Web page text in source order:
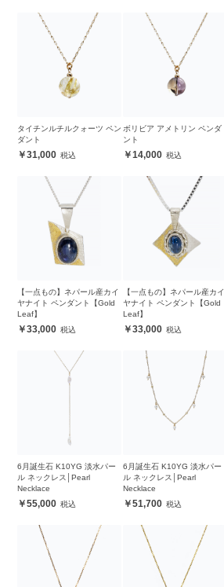
タイチンルチルクォーツ ペン
ダント
31,000
ボリビア アメトリン ペンダ
ント
14,000
【一点もの】ネパール産カイ
ヤナイト ペンダント【Gold
Leaf】
33,000
【一点もの】ネパール産カイ
ヤナイト ペンダント【Gold
Leaf】
33,000
6月誕生石 K10YG 淡水パー
ル ネックレス│Pearl
Necklace
55,000
6月誕生石 K10YG 淡水パー
ル ネックレス│Pearl
Necklace
51,700